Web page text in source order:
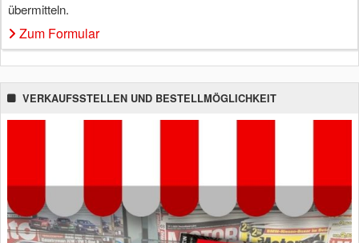
übermitteln.
Zum Formular
VERKAUFSSTELLEN UND BESTELLMÖGLICHKEIT